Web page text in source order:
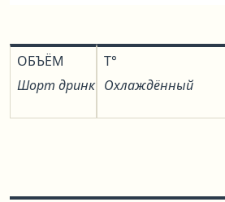
ОБЪЁМ
Шорт дринк
T°
Охлаждённый